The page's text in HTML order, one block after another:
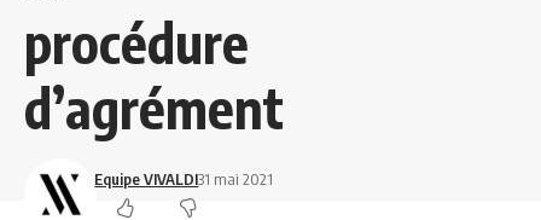
procédure
d’agrément
Equipe VIVALDI31 mai 2021